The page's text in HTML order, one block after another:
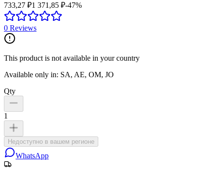
733,27 ₽1 371,85 ₽-47%
0 Reviews
This product is not available in your country
Available only in: SA, AE, OM, JO
Qty
1
Недоступно в вашем регионе
WhatsApp